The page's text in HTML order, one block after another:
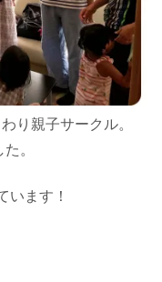
り親子サークル。
。
います！